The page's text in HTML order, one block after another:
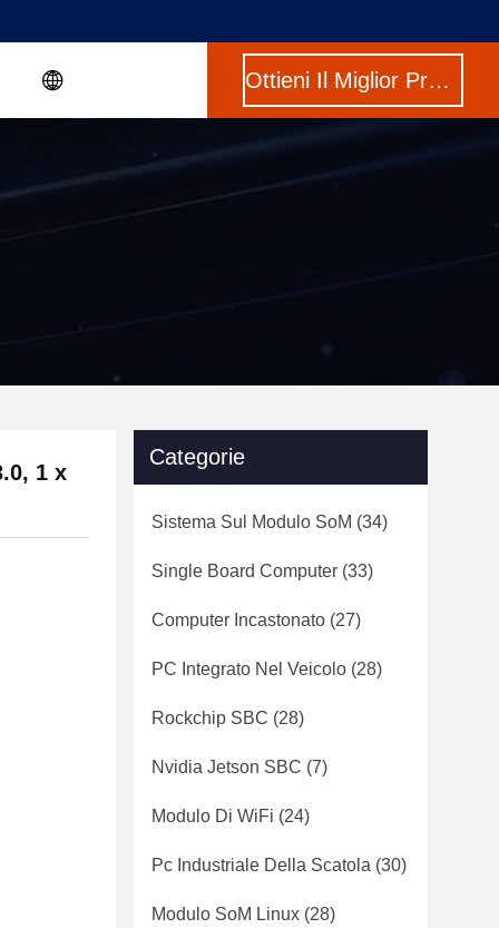
Ottieni Il Miglior Prezzo
1 x
Categorie
Sistema Sul Modulo SoM (34)
Single Board Computer (33)
Computer Incastonato (27)
PC Integrato Nel Veicolo (28)
Rockchip SBC (28)
Nvidia Jetson SBC (7)
Modulo Di WiFi (24)
Pc Industriale Della Scatola (30)
Modulo SoM Linux (28)